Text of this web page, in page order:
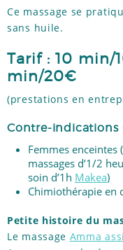
Ce massage se
sans huile.
Tarif : 10 min/
min/20€
(prestations en
Contre-indications
Femmes
massages d’1/2
soin d’1h Makea)
Chimiothérapie en
Petite histoire du
Le massage Amma